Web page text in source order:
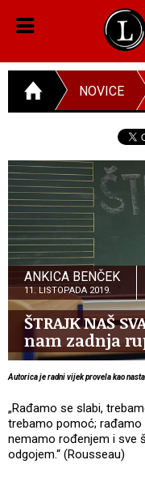
NOVICE
ANKICA BENČEK
11. LISTOPADA 2019.
ŠTRAJK NAŠ
nam zadnja
Autorica je radni vijek provela kao
„Rađamo se slabi,
trebamo pomoć; rađamo
nemamo rođenjem i sve
odgojem.“ (Rousseau)